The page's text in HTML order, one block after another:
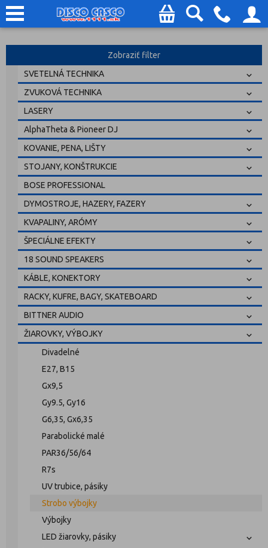
Zobraziť filter
SVETELNÁ TECHNIKA
ZVUKOVÁ TECHNIKA
LASERY
AlphaTheta & Pioneer DJ
KOVANIE, PENA, LIŠTY
STOJANY, KONŠTRUKCIE
BOSE PROFESSIONAL
DYMOSTROJE, HAZERY, FAZERY
KVAPALINY, ARÓMY
ŠPECIÁLNE EFEKTY
18 SOUND SPEAKERS
KÁBLE, KONEKTORY
RACKY, KUFRE, BAGY, SKATEBOARD
BITTNER AUDIO
ŽIAROVKY, VÝBOJKY
Divadelné
E27, B15
Gx9,5
Gy9.5, Gy16
G6,35, Gx6,35
Parabolické malé
PAR36/56/64
R7s
UV trubice, pásiky
Strobo výbojky
Výbojky
LED žiarovky, pásiky